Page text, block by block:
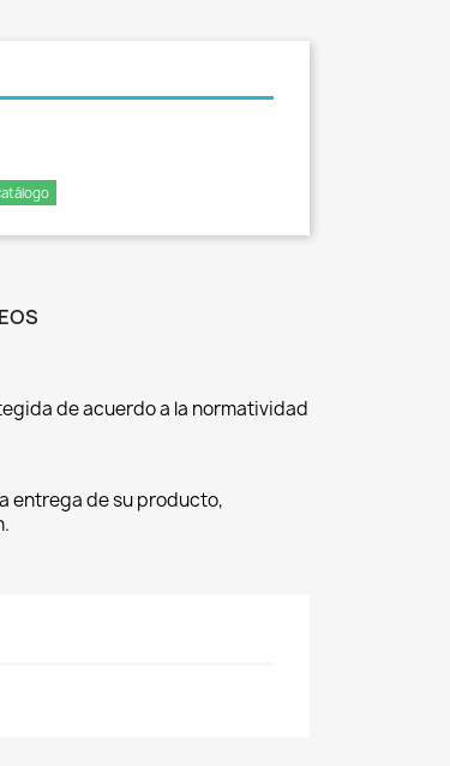
de acuerdo a la normatividad
entrega de su producto,